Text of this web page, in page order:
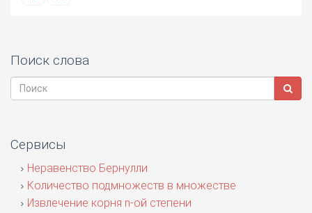
Поиск слова
Сервисы
Неравенство Бернулли
Количество подмножеств в множестве
Извлечение корня n-ой степени